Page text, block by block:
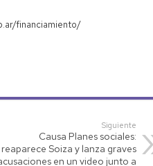
financiamiento/
Siguiente
Causa Planes sociales:
reaparece Soiza y lanza graves
en un video junto a